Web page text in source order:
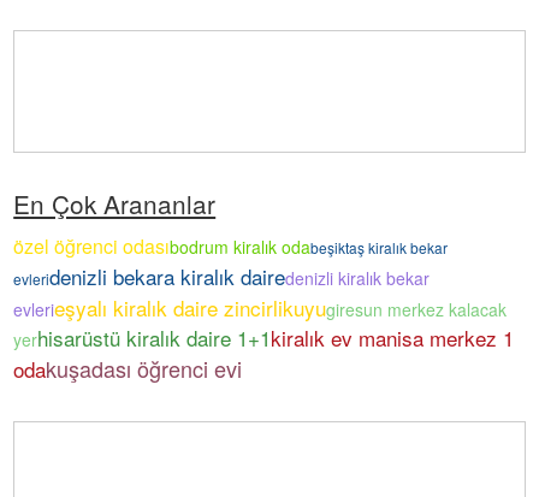
En Çok Arananlar
özel öğrenci odasıbodrum kiralık odabeşiktaş kiralık bekar
evleridenizli bekara kiralık dairedenizli kiralık bekar
evlerieşyalı kiralık daire zincirlikuyugiresun merkez kalacak
yerhisarüstü kiralık daire 1+1kiralık ev manisa merkez 1
odakuşadası öğrenci evi